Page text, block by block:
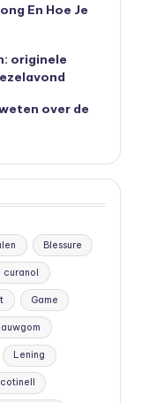
En Hoe Je
originele
over de
Blessure
curanol
Game
Lening